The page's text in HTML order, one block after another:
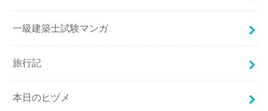
一級建築士試験マンガ
旅行記
本日のヒヅメ